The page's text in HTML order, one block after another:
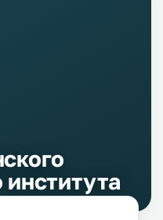
института